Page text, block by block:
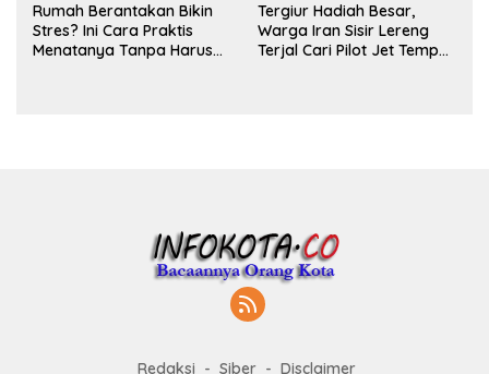
Rumah Berantakan Bikin
Stres? Ini Cara Praktis
Menatanya Tanpa Harus
Tergiur Hadiah Besar,
Warga Iran Sisir Lereng
Terjal Cari Pilot Jet Tempur
Redaksi Siber Disclaimer